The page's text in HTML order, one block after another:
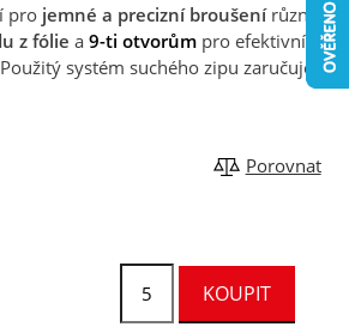
pro jemné a precizní broušenírůzných
z fólie a 9-ti otvorůmpro efektivní
systém suchého zipu zaručuje
Porovnat